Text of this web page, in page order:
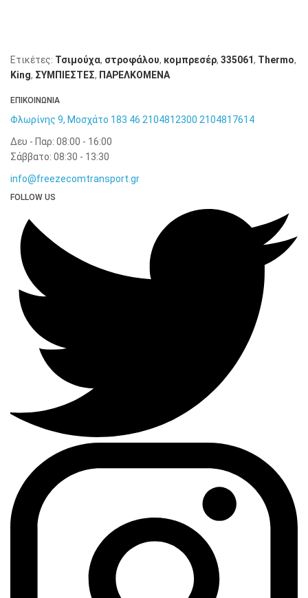
Ετικέτες: Τσιμούχα, στροφάλου, κομπρεσέρ, 335061, Thermo,
King, ΣΥΜΠΙΕΣΤΕΣ, ΠΑΡΕΛΚΟΜΕΝΑ
ΕΠΙΚΟΙΝΩΝΙΑ
Φλωρίνης 9, Μοσχάτο 183 46 2104812300 2104817614
Δευ - Παρ: 08:00 - 16:00
Σάββατο: 08:30 - 13:30
info@freezecomtransport.gr
FOLLOW US